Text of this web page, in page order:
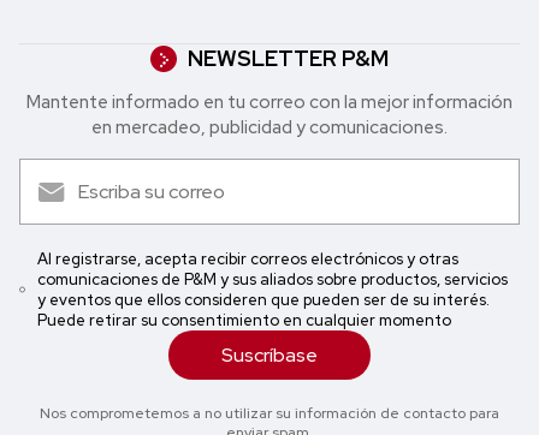
NEWSLETTER P&M
Mantente informado en tu correo con la mejor in formación
en mercadeo, publicidad y comunicaciones.
Al registrarse, acepta recibir correos electrónicos y otras
comunicaciones de P&M y sus aliados sobre productos, servicios
y eventos que ellos consideren que pueden ser de su interés.
Puede retirar su consentimiento en cualquier momento
Suscríbase
Nos comprometemos a no utilizar su información de contacto para